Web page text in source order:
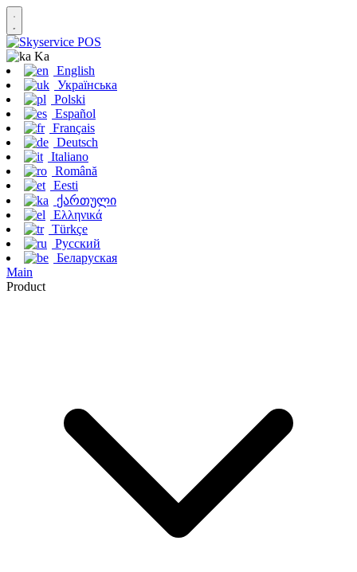
Ka
English
Українська
Polski
Español
Français
Deutsch
Italiano
Română
Eesti
ქართული
Ελληνικά
Türkçe
Русский
Беларуская
Main
Product